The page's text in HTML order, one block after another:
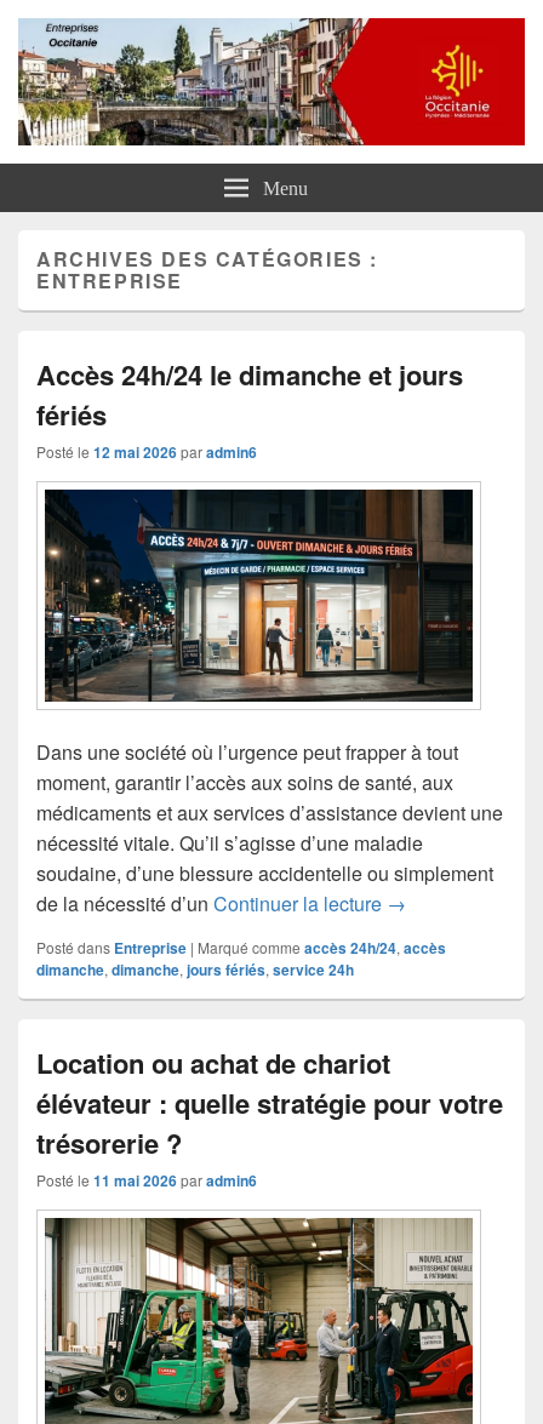
Entreprises Occitanie
Menu
ARCHIVES DES CATÉGORIES :
ENTREPRISE
Accès 24h/24 le dimanche et jours
fériés
Posté le 12 mai 2026paradmin6
Dans une société où l’urgence peut frapper à tout
moment, garantir l’accès aux soins de santé, aux
médicaments et aux services d’assistance devient une
nécessité vitale. Qu’il s’agisse d’une maladie
soudaine, d’une blessure accidentelle ou simplement
de la nécessité d’un Continuer la lecture Accès 24h/24 le
→
Posté dans Entreprise | Marqué comme accès 24h/24, accès
dimanche, dimanche, jours fériés, service 24h
Location ou achat de chariot
élévateur : quelle stratégie pour votre
trésorerie ?
Posté le 11 mai 2026paradmin6